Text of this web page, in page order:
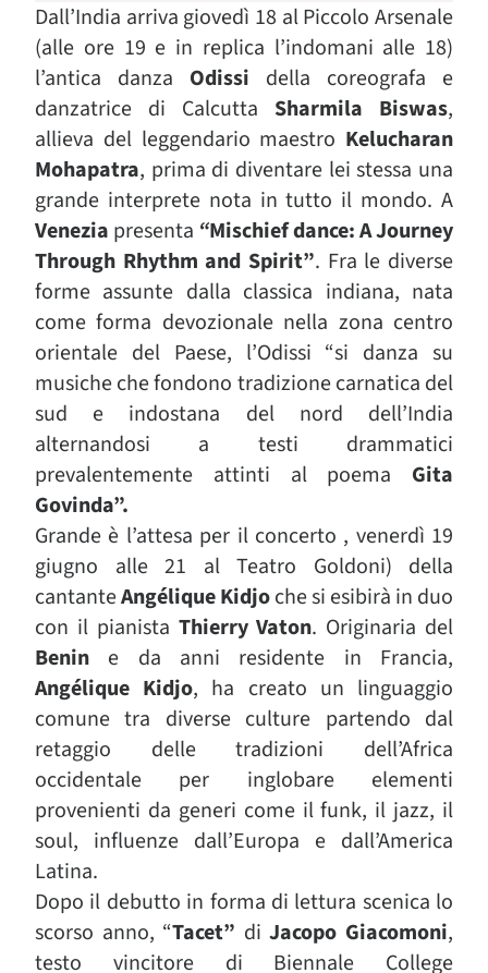
Dall’India arriva giovedì 18 al Piccolo Arsenale
(alle ore 19 e in replica l’indomani alle 18)
l’antica danza Odissi della coreografa e
danzatrice di Calcutta Sharmila Biswas,
allieva del leggendario maestro Kelucharan
Mohapatra, prima di diventare lei stessa una
grande interprete nota in tutto il mondo. A
Venezia presenta “Mischief dance: A Journey
Through Rhythm and Spirit”. Fra le diverse
forme assunte dalla classica indiana, nata
come forma devozionale nella zona centro
orientale del Paese, l’Odissi “si danza su
musiche che fondono tradizione carnatica del
sud e indostana del nord dell’India
alternandosi a testi drammatici
prevalentemente attinti al poema Gita
Govinda”.
Grande è l’attesa per il concerto , venerdì 19
giugno alle 21 al Teatro Goldoni) della
cantanteAngélique Kidjoche si esibirà in duo
con il pianista Thierry Vaton. Originaria del
Benin e da anni residente in Francia,
Angélique Kidjo, ha creato un linguaggio
comune tra diverse culture partendo dal
retaggio delle tradizioni dell’Africa
occidentale per inglobare elementi
provenienti da generi come il funk, il jazz, il
soul, influenze dall’Europa e dall’America
Latina.
Dopo il debutto in forma di lettura scenica lo
scorso anno, “Tacet” diJacopo Giacomoni,
testo vincitore di Biennale College